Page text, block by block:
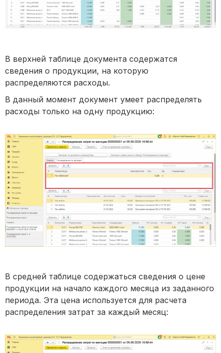
В верхней таблице документа содержатся
сведения о продукции, на которую
распределяются расходы.
В данный момент документ умеет распределять
расходы только на одну продукцию:
В средней таблице содержаться сведения о цене
продукции на начало каждого месяца из заданного
периода. Эта цена используется для расчета
распределения затрат за каждый месяц: